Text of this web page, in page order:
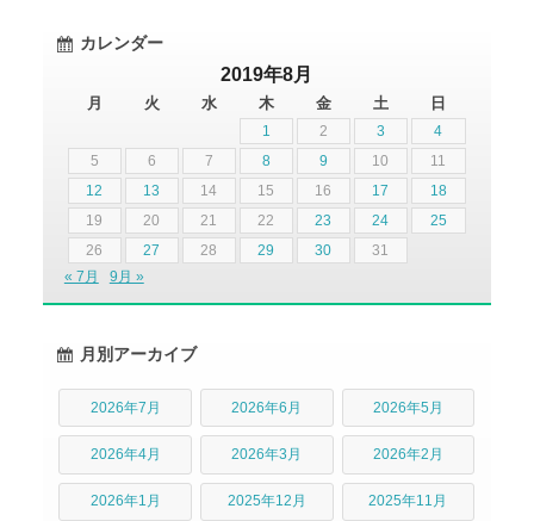
カレンダー
2019年8月
月 火 水 木 金 土 日
1 2 3
4
5
6 7 8 9 10
11
12
13 14 15 16 17
18
19
20 21 22 23 24
25
26
27 28 29 30
31
« 7月
9月 »
月別アーカイブ
2026年7月 2026年6月 2026年5月
2026年4月 2026年3月 2026年2月
2026年1月 2025年12月 2025年11月